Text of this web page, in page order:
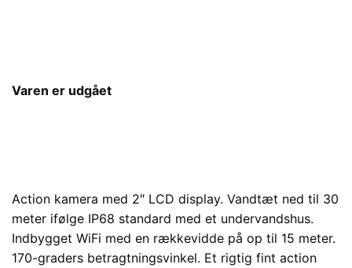
Varen er udgået
Action kamera med 2″ LCD display. Vandtæt ned til 30
meter ifølge IP68 standard med et undervandshus.
Indbygget WiFi med en rækkevidde på op til 15 meter.
170-graders betragtningsvinkel. Et rigtig fint action